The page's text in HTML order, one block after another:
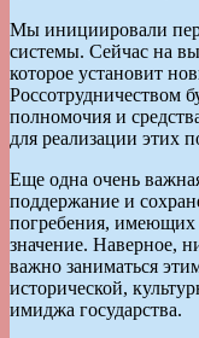
Мы инициировали
системы. Сейчас на
которое установит
Россотрудничеством
полномочия и
для реализации этих
Еще одна очень
поддержание и
погребения, имеющих
значение. Наверное,
важно заниматься
исторической,
имиджа государства.